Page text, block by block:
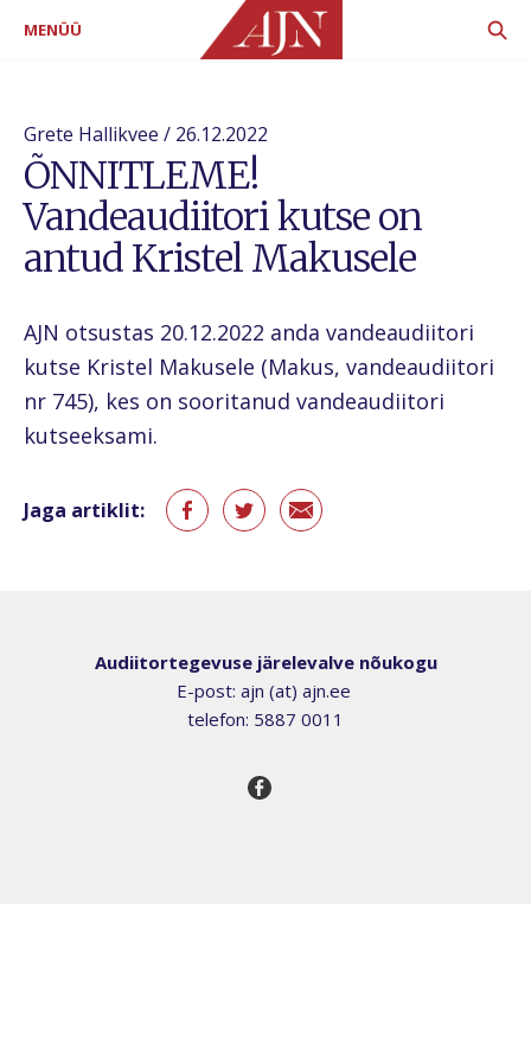
Grete Hallikvee / 26.12.2022
ÕNNITLEME!
Vandeaudiitori kutse on
antud Kristel Makusele
AJN otsustas 20.12.2022 anda vandeaudiitori
kutse Kristel Makusele (Makus, vandeaudiitori
nr 745), kes on sooritanud vandeaudiitori
kutseeksami.
Jaga artiklit:
Audiitortegevuse järelevalve nõukogu
E-post: ajn (at) ajn.ee
telefon: 5887 0011
MENÜÜ